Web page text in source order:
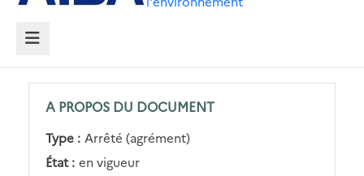
MENU
A PROPOS DU DOCUMENT
Type : Arrêté (agrément)
État : en vigueur